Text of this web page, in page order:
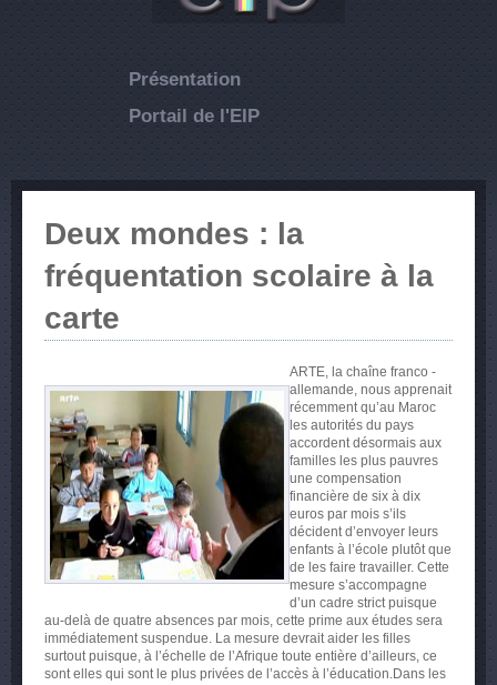
Présentation
Portail de l'EIP
Deux mondes : la
fréquentation scolaire à la
carte
ARTE, la chaîne franco -
allemande, nous apprenait
récemment qu’au Maroc
les autorités du pays
accordent désormais aux
familles les plus pauvres
une compensation
financière de six à dix
euros par mois s’ils
décident d’envoyer leurs
enfants à l’école plutôt que
de les faire travailler. Cette
mesure s’accompagne
d’un cadre strict puisque
au-delà de quatre absences par mois, cette prime aux études sera
immédiatement suspendue. La mesure devrait aider les filles
surtout puisque, à l’échelle de l’Afrique toute entière d’ailleurs, ce
sont elles qui sont le plus privées de l’accès à l’éducation.Dans les